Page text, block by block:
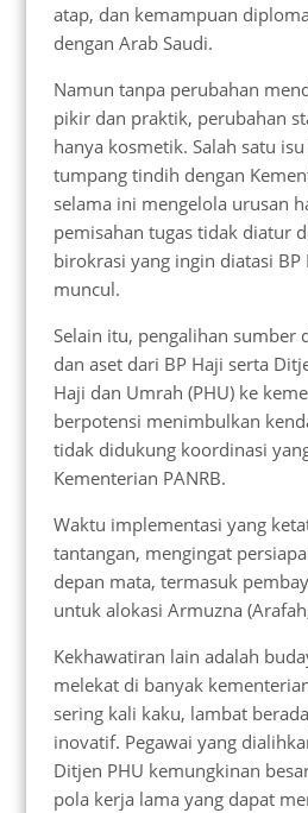
atap, dan kemampuan
dengan Arab Saudi.
Namun tanpa perubahan
pikir dan praktik, perubahan
hanya kosmetik. Salah satu
tumpang tindih dengan
selama ini mengelola urusan
pemisahan tugas tidak diatur
birokrasi yang ingin diatasi BP
muncul.
Selain itu, pengalihan sumber
dan aset dari BP Haji serta
Haji dan Umrah (PHU) ke
berpotensi menimbulkan
tidak didukung koordinasi
Kementerian PANRB.
Waktu implementasi yang
tantangan, mengingat
depan mata, termasuk
untuk alokasi Armuzna
Kekhawatiran lain adalah
melekat di banyak
sering kali kaku, lambat
inovatif. Pegawai yang
Ditjen PHU kemungkinan
pola kerja lama yang dapat